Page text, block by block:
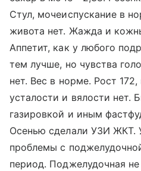
Стул, мочеиспускание в
живота нет. Жажда и
Аппетит, как у любого
тем лучше, но чувства
нет. Вес в норме. Рост
усталости и вялости нет.
газировкой и иным
Осенью сделали УЗИ ЖКТ.
проблемы с
период. Поджелудочная